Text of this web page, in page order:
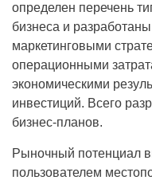
определен перечень
бизнеса и
маркетинговыми
операционными
экономическими
инвестиций. Всего
бизнес-планов.
Рыночный потенциал
пользователем